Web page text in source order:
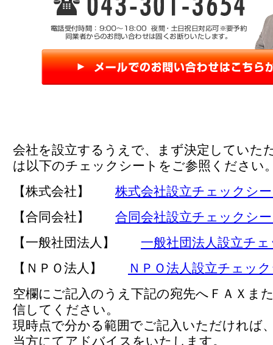
会社を設立するうえで、まず決定していた
は以下のチェックシートをご参照ください
【株式会社】 株式会社設立チェックシ
【合同会社】 合同会社設立チェックシ
【一般社団法人】 一般社団法人設立チ
【ＮＰＯ法人】
ＮＰＯ法人設立チェッ
空欄にご記入のうえ下記の宛先へＦＡＸま
信してください。
現時点で分かる範囲でご記入いただければ
当方にてアドバイスをいたします。